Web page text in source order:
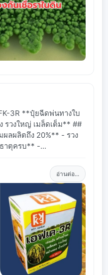
3R **ปุ๋ยฉีดพ่นทางใบ
รวงใหญ่ เมล็ดเต็ม** ##
ผลผลิตถึง 20%** - รวง
าตุครบ** -...
อ่านต่อ...